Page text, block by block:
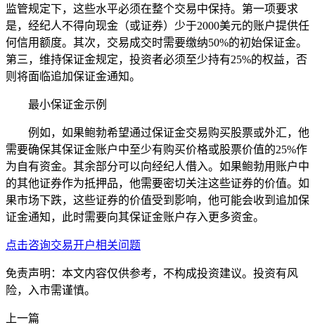
监管规定下，这些水平必须在整个交易中保持。第一项要求
是，经纪人不得向现金（或证券）少于2000美元的账户提供任
何信用额度。其次，交易成交时需要缴纳50%的初始保证金。
第三，维持保证金规定，投资者必须至少持有25%的权益，否
则将面临追加保证金通知。
最小保证金示例
例如，如果鲍勃希望通过保证金交易购买股票或外汇，他
需要确保其保证金账户中至少有购买价格或股票价值的25%作
为自有资金。其余部分可以向经纪人借入。如果鲍勃用账户中
的其他证券作为抵押品，他需要密切关注这些证券的价值。如
果市场下跌，这些证券的价值受到影响，他可能会收到追加保
证金通知，此时需要向其保证金账户存入更多资金。
点击咨询交易开户相关问题
免责声明：本文内容仅供参考，不构成投资建议。投资有风
险，入市需谨慎。
上一篇